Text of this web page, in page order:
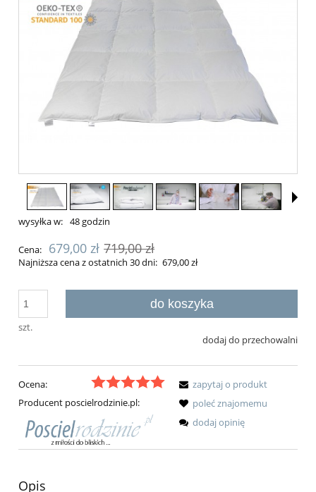
wysyłka w: 48 godzin
Cena: 679,00 zł 719,00 zł
Najniższa cena z ostatnich 30 dni: 679,00 zł
szt.
do koszyka
dodaj do przechowalni
Ocena:
Producent poscielrodzinie.pl:
zapytaj o produkt
poleć znajomemu
dodaj opinię
Opis